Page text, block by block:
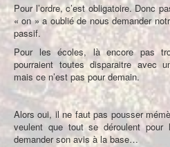
Pour l’ordre, c’est obligatoire. Donc
« on » a oublié de nous demander
passif.
Pour les écoles, là encore pas
pourraient toutes disparaitre avec
mais ce n’est pas pour demain.
Alors oui, il ne faut pas pousser
veulent que tout se déroulent
demander son avis à la base…